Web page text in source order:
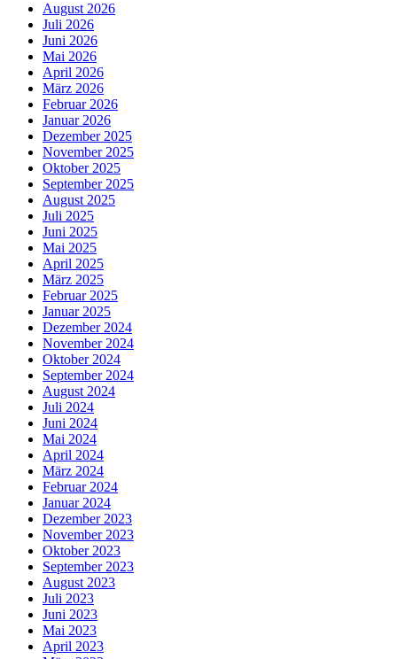
August 2026
Juli 2026
Juni 2026
Mai 2026
April 2026
März 2026
Februar 2026
Januar 2026
Dezember 2025
November 2025
Oktober 2025
September 2025
August 2025
Juli 2025
Juni 2025
Mai 2025
April 2025
März 2025
Februar 2025
Januar 2025
Dezember 2024
November 2024
Oktober 2024
September 2024
August 2024
Juli 2024
Juni 2024
Mai 2024
April 2024
März 2024
Februar 2024
Januar 2024
Dezember 2023
November 2023
Oktober 2023
September 2023
August 2023
Juli 2023
Juni 2023
Mai 2023
April 2023